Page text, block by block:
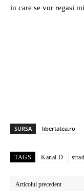
in care se vor regasi
SURSA libertatea.ro
TAGS Kanal D
Articolul precedent